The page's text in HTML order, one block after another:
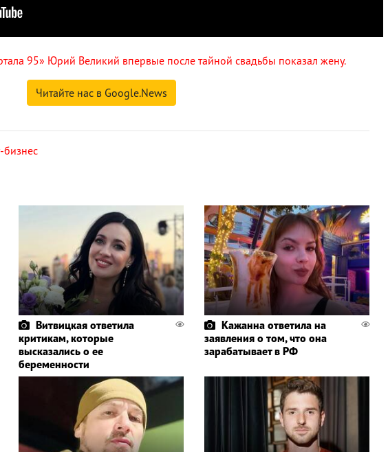
95» Юрий Великий впервые после тайной свадьбы показал жену.
Читайте нас в Google.News
Витвицкая ответила
критикам, которые
высказались о ее
беременности
Кажанна ответила на
заявления о том, что она
зарабатывает в РФ